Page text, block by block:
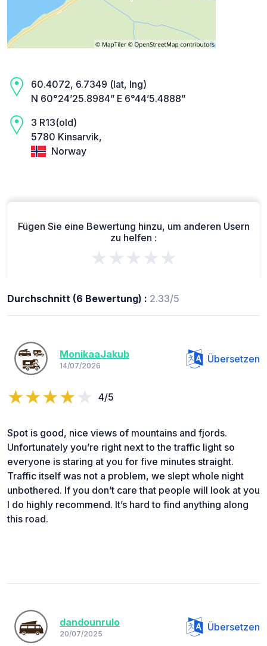
60.4072, 6.7349 (lat, lng)
N 60°24’25.8984” E 6°44’5.4888”
3 R13(old)
5780 Kinsarvik,
Norway
Fügen Sie eine Bewertung hinzu, um anderen Usern
zu helfen :
★★★★★
Durchschnitt (6 Bewertung) : 2.33/5
MonikaaJakub
14/07/2026
Übersetzen
4/5
Spot is good, nice views of mountains and fjords.
Unfortunately you’re right next to the traffic light so
everyone is staring at you for five minutes straight.
Traffic itself was not a problem, we slept whole night
unbothered. If you don’t care that people will look at you
I do highly recommend. It’s hard to find anything along
this road.
dandounrulo
20/07/2025
Übersetzen